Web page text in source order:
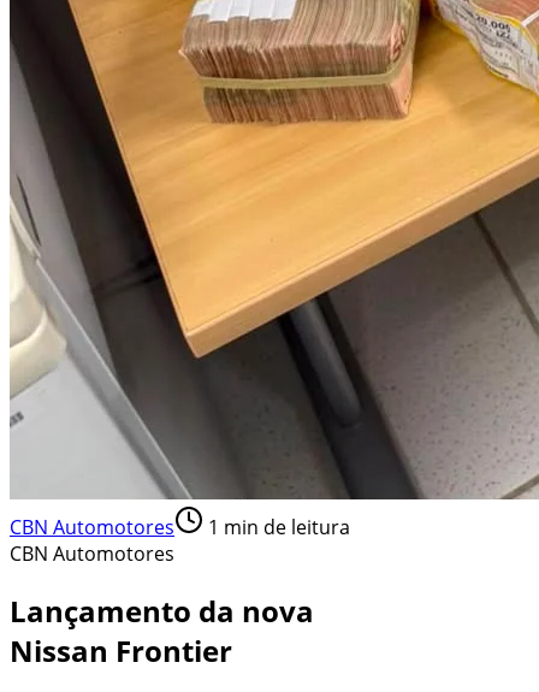
CBN Automotores 1 min de leitura
CBN Automotores
Lançamento da nova
Nissan Frontier